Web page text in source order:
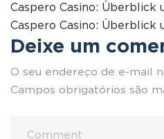
Caspero Casino: Überblick
Caspero Casino: Überblick
Deixe um
O seu endereço de e-mail
Campos obrigatórios são